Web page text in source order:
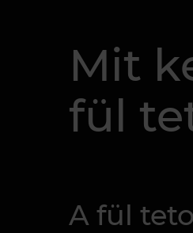
Mit
fül
A fül